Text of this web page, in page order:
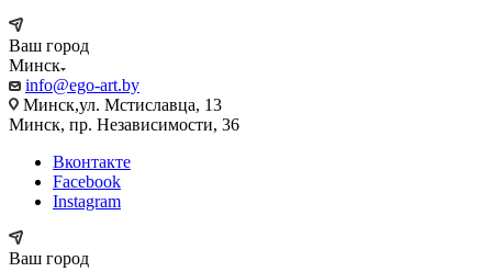
Ваш город
Минск
info@ego-art.by
Минск,ул. Мстиславца, 13
Минск, пр. Независимости, 36
Вконтакте
Facebook
Instagram
Ваш город